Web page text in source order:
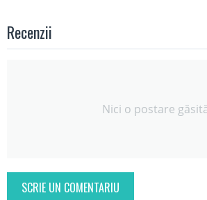
Recenzii
Nici o postare
SCRIE UN COMENTARIU